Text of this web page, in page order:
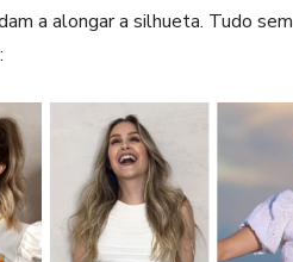
a alongar a silhueta. Tudo sem